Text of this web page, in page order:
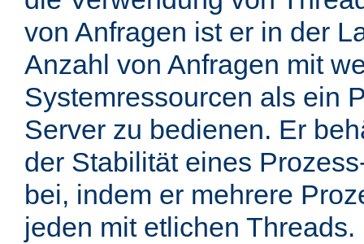
von Anfragen ist er in der
Anzahl von Anfragen mit
Systemressourcen als ein
Server zu bedienen. Er
der Stabilität eines
bei, indem er mehrere
jeden mit etlichen Threads.